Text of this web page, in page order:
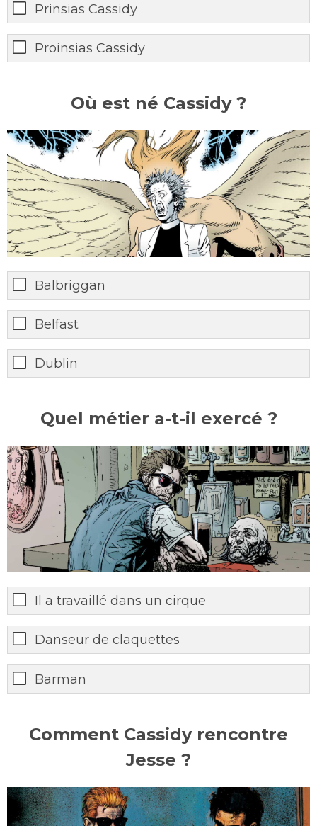
Prinsias Cassidy
Proinsias Cassidy
Où est né Cassidy ?
Balbriggan
Belfast
Dublin
Quel métier a-t-il exercé ?
Il a travaillé dans un cirque
Danseur de claquettes
Barman
Comment Cassidy rencontre
Jesse ?